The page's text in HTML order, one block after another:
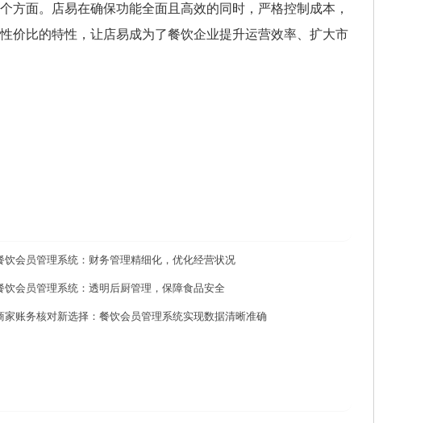
面。店易在确保功能全面且高效的同时，严格控制成本，
价比的特性，让店易成为了餐饮企业提升运营效率、扩大市
饮会员管理系统：财务管理精细化，优化经营状况
饮会员管理系统：透明后厨管理，保障食品安全
家账务核对新选择：餐饮会员管理系统实现数据清晰准确